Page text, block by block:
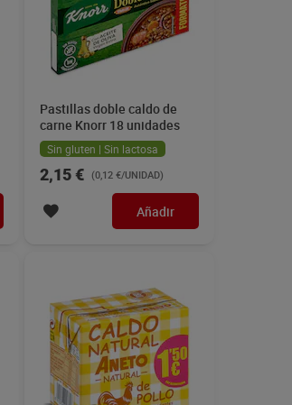
Pastillas doble caldo de
carne Knorr 18 unidades
Sin gluten | Sin lactosa
2,15 € (0,12 €/UNIDAD)
Añadir